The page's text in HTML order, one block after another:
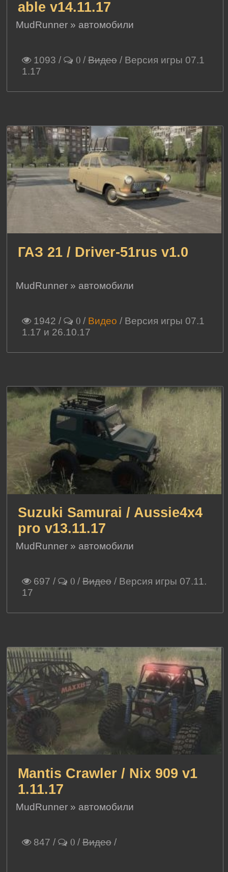
able v14.11.17
MudRunner » автомобили
1093 / 0 /Видео/ Версия игры 07.1
1.17
ГАЗ 21 / Driver-51rus v1.0
MudRunner » автомобили
1942 / 0 / Видео / Версия игры 07.1
1.17 и 26.10.17
Suzuki Samurai / Aussie4x4
pro v13.11.17
MudRunner » автомобили
697 / 0 /Видео/ Версия игры 07.11.
17
Mantis Crawler / Nix 909 v1
1.11.17
MudRunner » автомобили
847 / 0 /Видео/